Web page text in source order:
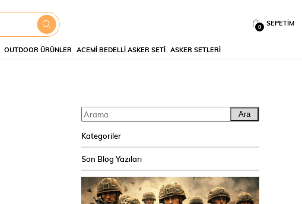
SEPETIM
0
OUTDOOR ÜRÜNLER ACEMI BEDELLI ASKER SETI ASKER SETLERI
Ara
Kategoriler
Son Blog Yazıları